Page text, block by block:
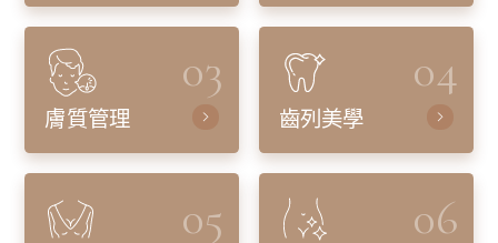
03
膚質管理
04
齒列美學
05 06